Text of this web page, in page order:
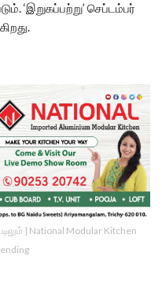
‘இறுகப்பற்று’ செப்டம்பர்
| National Modular Kitchen